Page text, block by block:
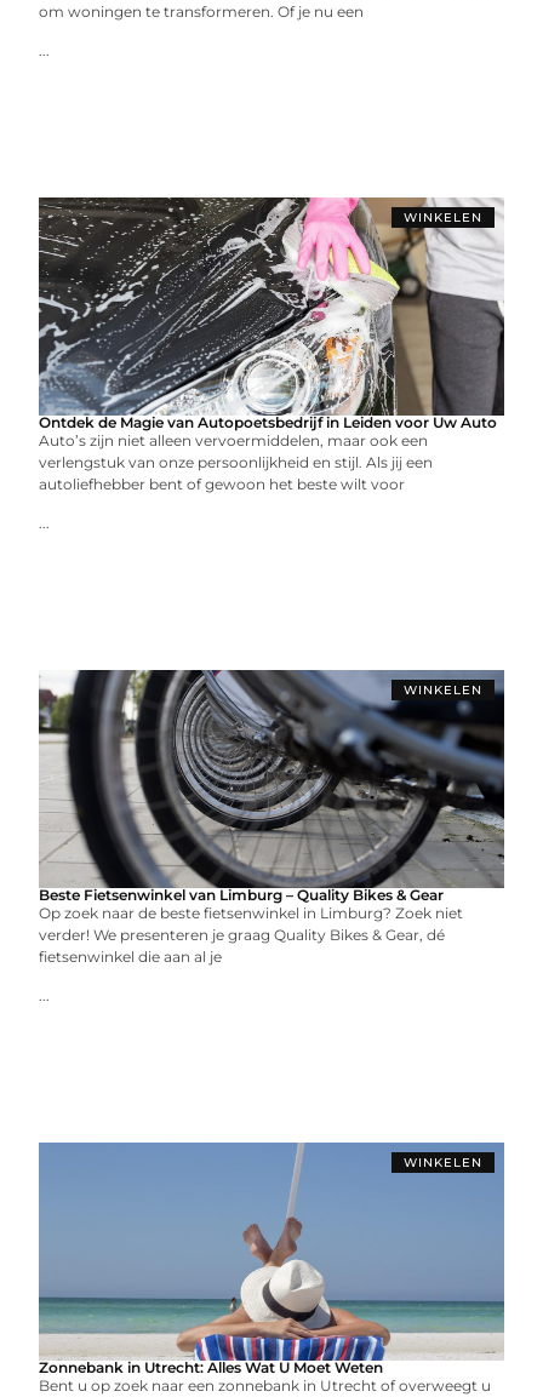
om woningen te transformeren. Of je nu een
...
WINKELEN
Ontdek de Magie van Autopoetsbedrijf in Leiden voor Uw Auto
Auto’s zijn niet alleen vervoermiddelen, maar ook een
verlengstuk van onze persoonlijkheid en stijl. Als jij een
autoliefhebber bent of gewoon het beste wilt voor
...
WINKELEN
Beste Fietsenwinkel van Limburg – Quality Bikes & Gear
Op zoek naar de beste fietsenwinkel in Limburg? Zoek niet
verder! We presenteren je graag Quality Bikes & Gear, dé
fietsenwinkel die aan al je
...
WINKELEN
Zonnebank in Utrecht: Alles Wat U Moet Weten
Bent u op zoek naar een zonnebank in Utrecht of overweegt u